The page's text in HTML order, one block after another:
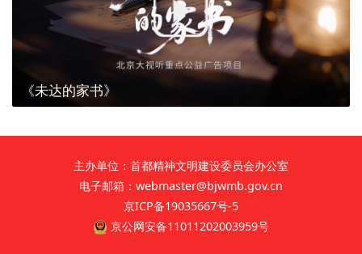
《未达的家书》
主办单位：首都精神文明建设委员会办公室
电子邮箱：webmaster@bjwmb.gov.cn
京ICP备19035667号-5
京公网安备11011202003959号